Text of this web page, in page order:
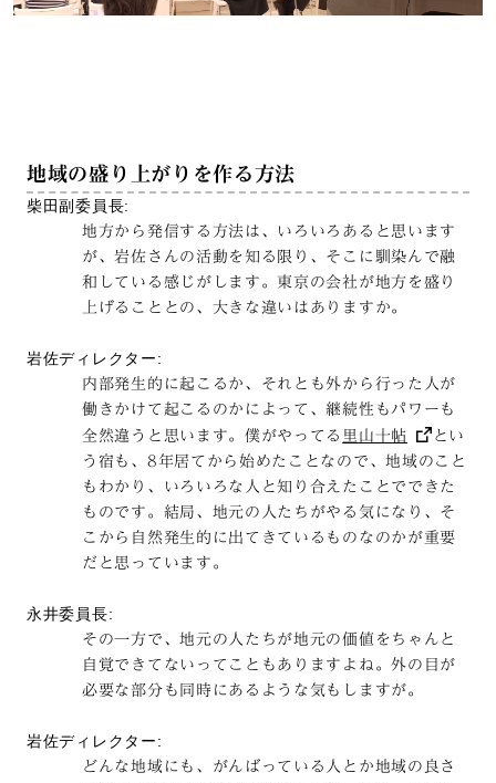
地域の盛り上がりを作る方法
柴田副委員長:
地方から発信する方法は、いろいろあると思います
が、岩佐さんの活動を知る限り、そこに馴染んで融
和している感じがします。東京の会社が地方を盛り
上げることとの、大きな違いはありますか。
岩佐ディレクター:
内部発生的に起こるか、それとも外から行った人が
働きかけて起こるのかによって、継続性もパワーも
全然違うと思います。僕がやってる 里山十帖
とい
う宿も、8年居てから始めたことなので、地域のこと
もわかり、いろいろな人と知り合えたことでできた
ものです。結局、地元の人たちがやる気になり、そ
こから自然発生的に出てきているものなのかが重要
だと思っています。
永井委員長:
その一方で、地元の人たちが地元の価値をちゃんと
自覚できてないってこともありますよね。外の目が
必要な部分も同時にあるような気もしますが。
岩佐ディレクター:
どんな地域にも、がんばっている人とか地域の良さ